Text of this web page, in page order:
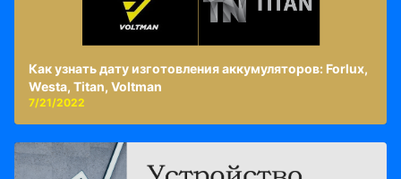
Как узнать дату изготовления аккумуляторов: Forlux,
Westa, Titan, Voltman
7/21/2022